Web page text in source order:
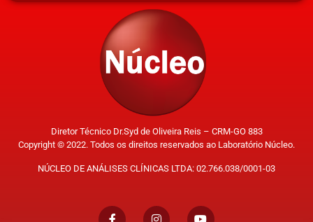
Diretor Técnico Dr.Syd de Oliveira Reis – CRM-GO 883
Copyright © 2022. Todos os direitos reservados ao Laboratório Núcleo.
NÚCLEO DE ANÁLISES CLÍNICAS LTDA: 02.766.038/0001-03